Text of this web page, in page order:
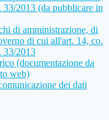
33/2013 (da pubblicare in
di amministrazione, di
di cui all'art. 14, co.
33/2013
(documentazione da
web)
dei dati